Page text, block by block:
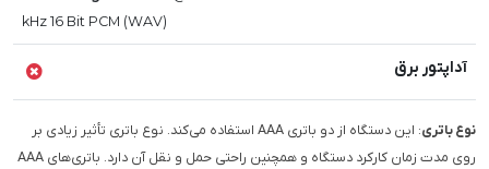
kHz 16 Bit PCM (WAV)
آداپتور برق
نوع باتری
: این دستگاه از دو باتری AAA استفاده می‌کند. نوع باتری تأثیر زیادی بر
روی مدت زمان کارکرد دستگاه و همچنین راحتی حمل و نقل آن دارد. باتری‌های AAA